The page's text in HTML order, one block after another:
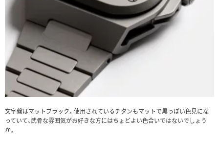
文字盤はマットブラック。使用されているチタンもマットで黒っぽい色見にな
っていて、武骨な雰囲気がお好きな方にはちょどよい色合いではないでしょう
か。